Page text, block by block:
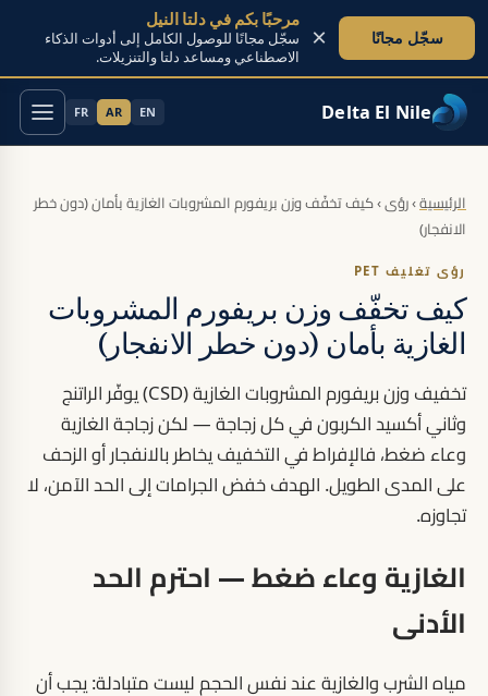
Delta El Nile
EN
AR
FR
الرئيسية›رؤى›كيف تخفّف وزن بريفورم المشروبات الغازية بأمان (دون خطر
الانفجار)
رؤى تغليف PET
كيف تخفّف وزن بريفورم المشروبات
الغازية بأمان (دون خطر الانفجار)
تخفيف وزن بريفورم المشروبات الغازية (CSD) يوفّر الراتنج
وثاني أكسيد الكربون في كل زجاجة — لكن زجاجة الغازية
وعاء ضغط، فالإفراط في التخفيف يخاطر بالانفجار أو الزحف
على المدى الطويل. الهدف خفض الجرامات إلى الحد الآمن، لا
تجاوزه.
الغازية وعاء ضغط — احترم الحد
الأدنى
مياه الشرب والغازية عند نفس الحجم ليست متبادلة: يجب أن
مرحبًا بكم في دلتا النيل
سجّل مجانًا للوصول الكامل إلى أدوات الذكاء
الاصطناعي ومساعد دلتا والتنزيلات.
سجّل مجانًا ×